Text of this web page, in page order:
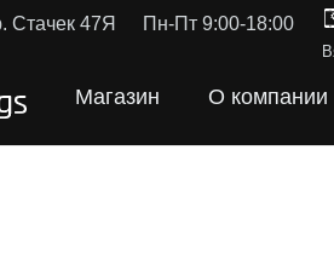
Стачек 47Я Пн-Пт 9:00-18:00
Магазин О компании